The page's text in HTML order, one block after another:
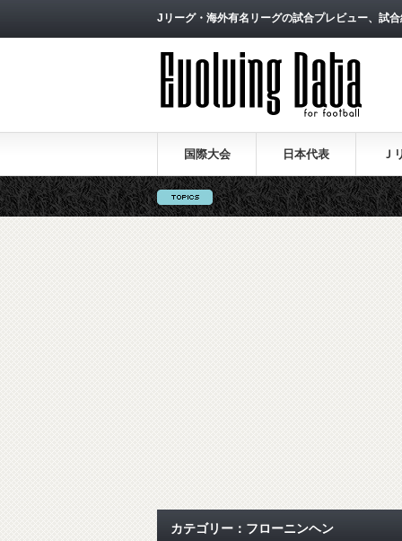
Jリーグ・海外有名リーグの試合プレビュー、試
国際大会 日本代表 Ｊ
カテゴリー：フローニンヘン